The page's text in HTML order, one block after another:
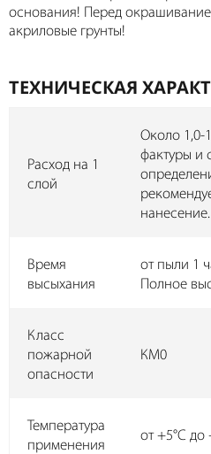
основания! Перед
акриловые грунты!
ТЕХНИЧЕСКАЯ
Расход на 1
слой
Около 1,0-
фактуры и
нанесение.
Время
высыхания
от пыли 1
Полное
Класс
пожарной
опасности
КМ0
Температура
применения
от +5°С до